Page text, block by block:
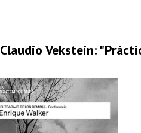
Vekstein: